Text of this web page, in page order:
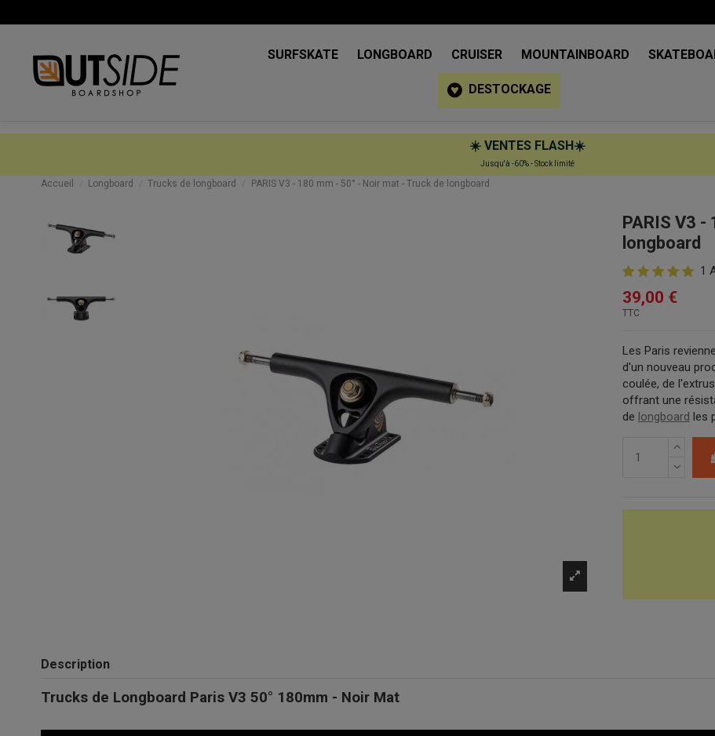
SURFSKATE LONGBOARD CRUISER MOUNTAINBOARD
DESTOCKAGE
☀️ VENTES FLASH☀️
Jusqu'à -60% - Stock limité
Accueil Longboard Trucks de longboard PARIS V3 - 180 mm - 50° - Noir mat - Truck de longboard
PARIS V3 -
longboard
1
39,00 €
TTC
Les Paris
d'un nouveau
coulée, de
offrant une
de longboard les
Description
Trucks de Longboard Paris V3 50° 180mm - Noir Mat